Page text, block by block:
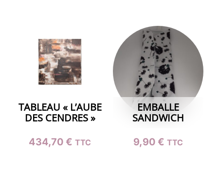
TABLEAU « L’AUBE
DES CENDRES »
434,70€ TTC
EMBALLE
SANDWICH
9,90 € TTC